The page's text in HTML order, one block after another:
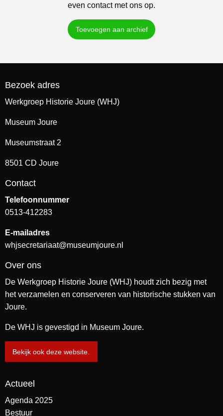
even contact met ons op.
Toevoegen aan archief
Bezoek adres
Werkgroep Historie Joure (WHJ)
Museum Joure
Museumstraat 2
8501 CD Joure
Contact
Telefoonnummer
0513-412283
E-mailadres
whjsecretariaat@museumjoure.nl
Over ons
De Werkgroep Historie Joure (WHJ) houdt zich bezig met
het verzamelen en conserveren van historische stukken van
Joure.
De WHJ is gevestigd in Museum Joure.
Bekijk ook deze website.
Actueel
Agenda 2025
Bestuur